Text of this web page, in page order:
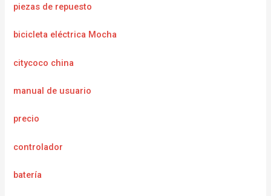
piezas de repuesto
bicicleta eléctrica Mocha
citycoco china
manual de usuario
precio
controlador
batería